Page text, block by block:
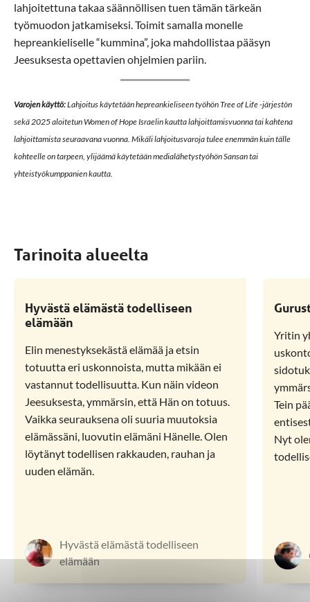
lahjoitettuna takaa säännöllisen tuen tämän tärkeän
työmuodon jatkamiseksi. Toimit samalla monelle
hepreankieliselle “kummina”, joka mahdollistaa pääsyn
Jeesuksesta opettavien ohjelmien pariin.
Varojen käyttö:Lahjoitus käytetään hepreankieliseen työhön Tree of Life -järjestön
sekä 2025 aloitetun Women of Hope Israelin kautta lahjoittamisvuonna tai kahtena
lahjoittamista seuraavana vuonna. Mikäli lahjoitusvaroja tulee enemmän kuin tälle
kohteelle on tarpeen, ylijäämä käytetään medialähetystyöhön Sansan tai
yhteistyökumppanien kautta.
Tarinoita alueelta
Hyvästä elämästä todelliseen
elämään
Elin menestyksekästä elämää ja etsin
totuutta eri uskonnoista, mutta mikään ei
vastannut todellisuutta. Kun näin videon
Jeesuksesta, ymmärsin, että Hän on totuus.
Vaikka seurauksena oli suuria muutoksia
elämässäni, luovutin elämäni Hänelle. Olen
löytänyt todellisen rakkauden, rauhan ja
uuden elämän.
Hyvästä elämästä todelliseen
elämään
Yritin
Tein
Nyt